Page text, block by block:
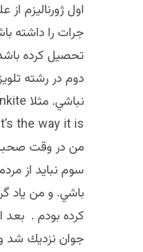
اول ژورناليزم
جرات را داشته
تحصيل كرده
دوم در رشته
the way it is “
من در وقت صحبت
باشي. و من ياد
كرده بودم . بعد
جوان نزديك